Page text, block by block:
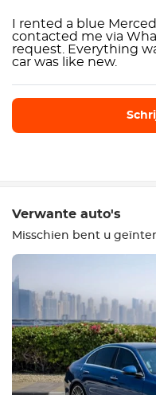
I rented a blue
contacted me via
request. Everything
car was like new.
Uitrusting
Comfortabel
Verwante auto's
Misschien bent u